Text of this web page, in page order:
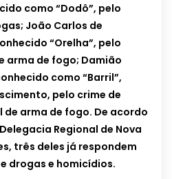
como “Dodô”, pelo
João Carlos de
“Orelha”, pelo
arma de fogo; Damião
como “Barril”,
pelo crime de
arma de fogo. De acordo
Regional de Nova
três deles já respondem
drogas e homicídios.